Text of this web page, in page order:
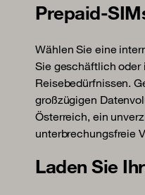
Prepaid-
Wählen Sie eine
Sie geschäftlich oder
Reisebedürfnissen.
großzügigen
Österreich, ein
unterbrechungsfreie
Laden Sie